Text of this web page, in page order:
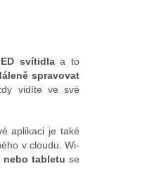
svítidlaa to
spravovat
vidíte ve své
aplikaci je také
v cloudu.Wi-
nebo tabletuse